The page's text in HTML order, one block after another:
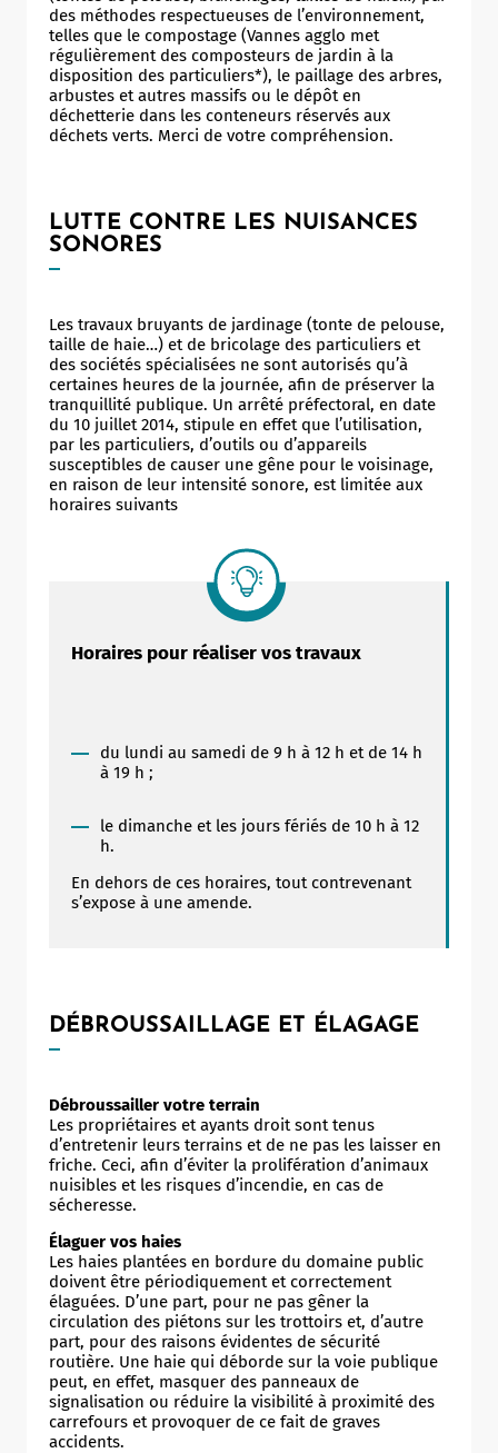
des méthodes respectueuses de l’environnement,
telles que le compostage (Vannes agglo met
régulièrement des composteurs de jardin à la
disposition des particuliers*), le paillage des arbres,
arbustes et autres massifs ou le dépôt en
déchetterie dans les conteneurs réservés aux
déchets verts. Merci de votre compréhension.
LUTTE CONTRE LES NUISANCES
SONORES
Les travaux bruyants de jardinage (tonte de pelouse,
taille de haie…) et de bricolage des particuliers et
des sociétés spécialisées ne sont autorisés qu’à
certaines heures de la journée, afin de préserver la
tranquillité publique. Un arrêté préfectoral, en date
du 10 juillet 2014, stipule en effet que l’utilisation,
par les particuliers, d’outils ou d’appareils
susceptibles de causer une gêne pour le voisinage,
en raison de leur intensité sonore, est limitée aux
horaires suivants
Horaires pour réaliser vos travaux
du lundi au samedi de 9 h à 12 h et de 14 h
à 19 h ;
le dimanche et les jours fériés de 10 h à 12
h.
En dehors de ces horaires, tout contrevenant
s’expose à une amende.
DÉBROUSSAILLAGE ET ÉLAGAGE
Débroussailler votre terrain
Les propriétaires et ayants droit sont tenus
d’entretenir leurs terrains et de ne pas les laisser en
friche. Ceci, afin d’éviter la prolifération d’animaux
nuisibles et les risques d’incendie, en cas de
sécheresse.
Élaguer vos haies
Les haies plantées en bordure du domaine public
doivent être périodiquement et correctement
élaguées. D’une part, pour ne pas gêner la
circulation des piétons sur les trottoirs et, d’autre
part, pour des raisons évidentes de sécurité
routière. Une haie qui déborde sur la voie publique
peut, en effet, masquer des panneaux de
signalisation ou réduire la visibilité à proximité des
carrefours et provoquer de ce fait de graves
accidents.
Leaflet|© OpenStreetMap contributors
ShareThis is disabled.